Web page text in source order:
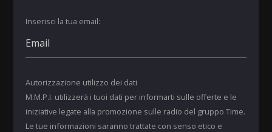
Inserisci la tua email:
Autorizzazione utilizzo dei dati
M.M.P.I. utilizzerà i tuoi dati per informarti sulle offerte e le
iniziative legate alla promozione sulle radio del gruppo Time.
Le tue informazioni saranno trattate con senso etico e